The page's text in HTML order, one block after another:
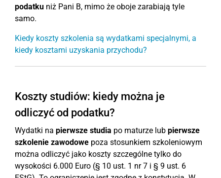
podatku niż Pani B, mimo że oboje zarabiają tyle
samo.
Kiedy koszty szkolenia są wydatkami specjalnymi, a
kiedy kosztami uzyskania przychodu?
Koszty studiów: kiedy można je
odliczyć od podatku?
Wydatki na pierwsze studia po maturze lub pierwsze
szkolenie zawodowe poza stosunkiem szkoleniowym
można odliczyć jako koszty szczególne tylko do
wysokości 6.000 Euro (§ 10 ust. 1 nr 7 i § 9 ust. 6